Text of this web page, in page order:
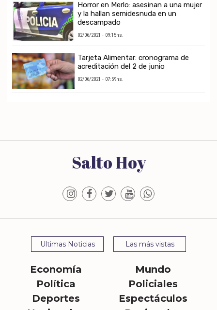
Horror en Merlo: asesinan a una mujer
y la hallan semidesnuda en un
descampado
02/06/2021 - 09:15hs.
Tarjeta Alimentar: cronograma de
acreditación del 2 de junio
02/06/2021 - 07:59hs.
Salto Hoy
Ultimas Noticias Las más vistas
Economía
Mundo
Política
Policiales
Deportes
Espectáculos